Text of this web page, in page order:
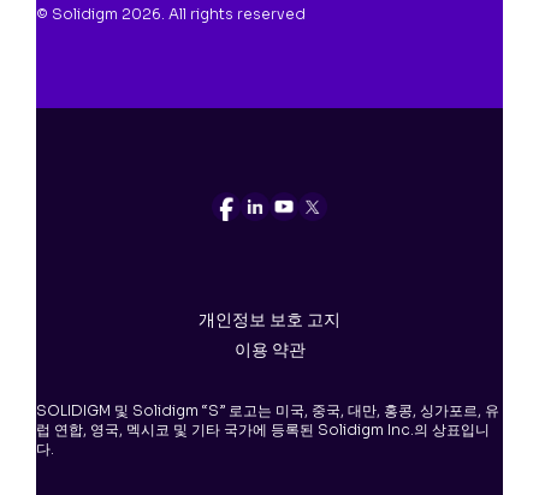
© Solidigm 2026. All rights reserved
개인정보 보호 고지
이용 약관
SOLIDIGM 및 Solidigm “S” 로고는 미국, 중국, 대만, 홍콩, 싱가포르, 유
럽 연합, 영국, 멕시코 및 기타 국가에 등록된 Solidigm Inc.의 상표입니
다.